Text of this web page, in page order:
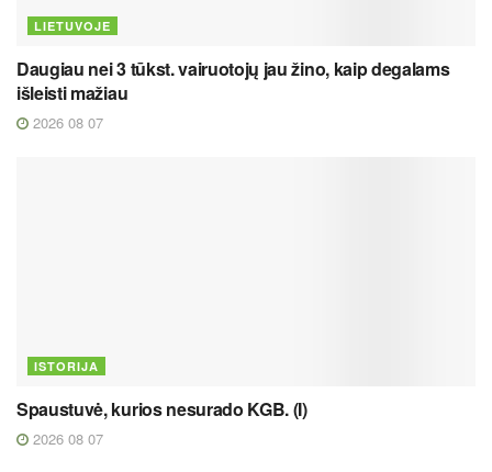
LIETUVOJE
Daugiau nei 3 tūkst. vairuotojų jau žino, kaip degalams
išleisti mažiau
2026 08 07
ISTORIJA
Spaustuvė, kurios nesurado KGB. (I)
2026 08 07